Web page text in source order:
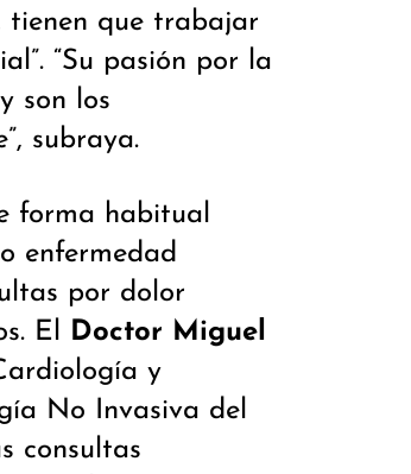
tienen que trabajar
“Su pasión por la
son los
subraya.
forma habitual
enfermedad
por dolor
El Doctor Miguel
y
No Invasiva del
consultas